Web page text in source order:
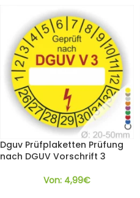
Dguv Prüfplaketten Prüfung
nach DGUV Vorschrift 3
Von: 4,99€